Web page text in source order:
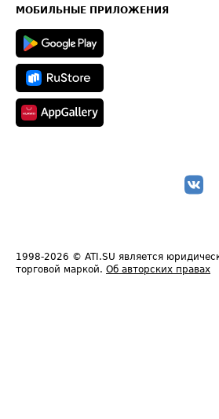
Техническая информация
МОБИЛЬНЫЕ ПРИЛОЖЕНИЯ
1998-2026 © ATI.SU является
торговой маркой. Об авторских правах